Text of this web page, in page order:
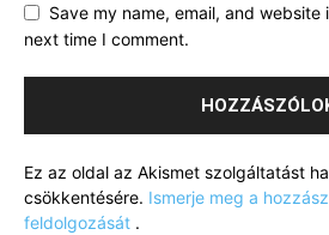
Save my name, email, and
next time I comment.
Ez az oldal az Akismet szolgáltatást
csökkentésére. Ismerje meg a
feldolgozását .